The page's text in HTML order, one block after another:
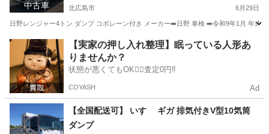
中古車 北広島市 6月29日
日野レンジャー4トン ダンプ コボレーン付き メーカー➡️日野 車検 ➡️令和9年1月 年式
北海道 北広島市 スバル コボレーン
【実家の押し入れ整理】眠っている人形あ
りませんか？
状態が悪くてもOK🙆‍♀️査定0円‼️
COYASH Ad
【全国配送可】 いすゞ ギガ 排気付きV型10気筒
ダンプ